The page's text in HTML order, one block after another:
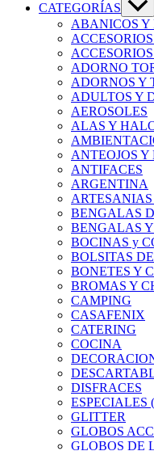
CATEGORÍAS
ABANICOS Y
ADORNO
ADORNOS Y
ADULTOS Y
AEROSOLES
ALAS Y
ANTEOJOS Y
ANTIFACES
ARGENTINA
BENGALAS
BENGALAS
BOCINAS y
BOLSITAS
BONETES Y
BROMAS Y
CAMPING
CASAFENIX
CATERING
COCINA
DISFRACES
ESPECIALES
GLITTER
GLOBOS
GLOBOS DE